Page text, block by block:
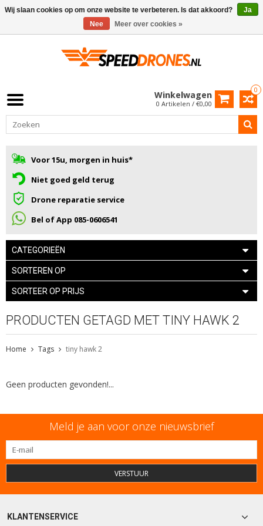
0
Winkelwagen
0 Artikelen / €0,00
Voor 15u, morgen in huis*
Niet goed geld terug
Drone reparatie service
Bel of App 085-0606541
CATEGORIEËN
SORTEREN OP
SORTEER OP PRIJS
PRODUCTEN GETAGD MET TINY HAWK 2
Home Tags tiny hawk 2
Geen producten gevonden!...
Meld je aan voor onze nieuwsbrief
VERSTUUR
KLANTENSERVICE
Wij slaan cookies op om onze website te verbeteren. Is dat akkoord?
Ja
Nee
Meer over cookies »